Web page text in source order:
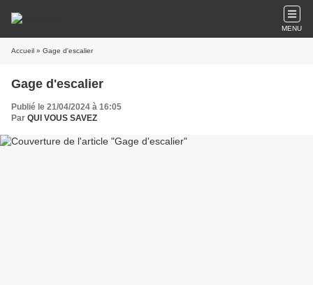
MENU
Accueil » Gage d'escalier
Gage d'escalier
Publié le 21/04/2024 à 16:05
Par QUI VOUS SAVEZ